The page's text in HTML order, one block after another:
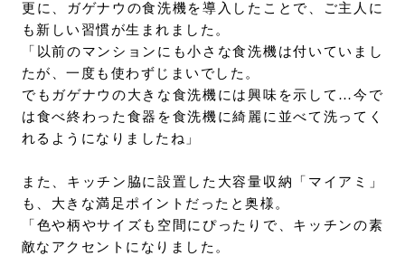
更に、ガゲナウの⾷洗機を導⼊したことで、ご主⼈に
も新しい習慣が⽣まれました。
「以前のマンションにも小さな⾷洗機は付いていまし
たが、一度も使わずじまいでした。
でもガゲナウの大きな食洗機には興味を示して…今で
は⾷べ終わった⾷器を⾷洗機に綺麗に並べて洗ってく
れるようになりましたね」
また、キッチン脇に設置した⼤容量収納「マイアミ」
も、⼤きな満⾜ポイントだったと奥様。
「⾊や柄やサイズも空間にぴったりで、キッチンの素
敵なアクセントになりました。